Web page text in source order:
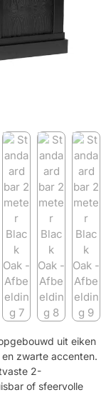
uit eiken
zwarte accenten.
2-
of sfeervolle